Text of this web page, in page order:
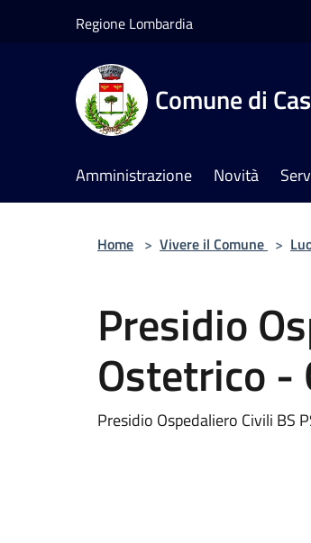
Regione Lombardia
Comune di
Amministrazione Novità
Home > Vivere il Comune >
Presidio
Ostetrico -
Presidio Ospedaliero Civili BS